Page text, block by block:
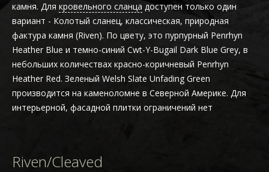
камня. Для кровельного сланца доступен только один
вариант - Колотый сланец, классическая, природная
фактура камня (Riven). По цвету, это пурпурный Penrhyn
Heather Blue и темно-синий Cwt-Y-Bugail Dark Blue Grey, в
небольших количествах красно-коричневый Penrhyn
Heather Red. Зеленый Welsh Slate Unfading Green
производится на каменоломне в Северной Америке. Для
интерьерной, фасадной плитки ограничений нет
Riven/Cleaved